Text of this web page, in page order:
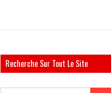
Recherche Sur Tout Le Site